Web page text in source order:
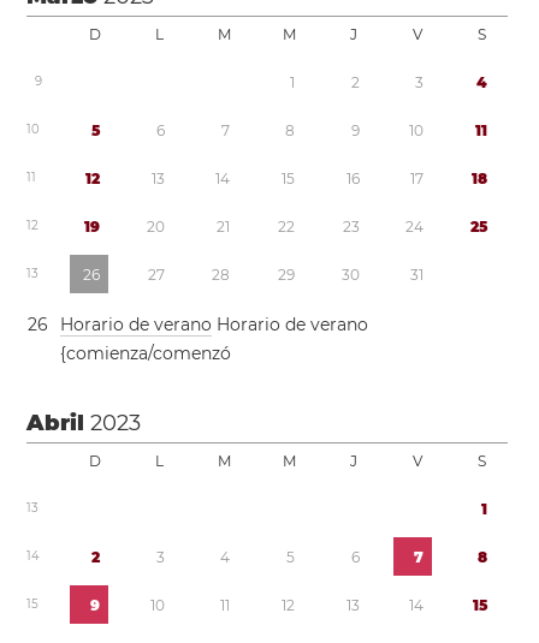
D L M M J V S
9 1 2 3 4
10 5 6 7 8 9 10 11
11 12 13 14 15 16 17 18
12 19 20 21 22 23 24 25
13 26 27 28 29 30 31
26 Horario de verano Horario de verano
{comienza/comenzó
Abril2023
D L M M J V S
13 1
14 2 3 4 5 6 7 8
15 9 10 11 12 13 14 15